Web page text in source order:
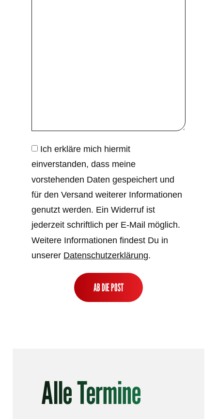
Ich erkläre mich hiermit
einverstanden, dass meine
vorstehenden Daten gespeichert und
für den Versand weiterer Informationen
genutzt werden. Ein Widerruf ist
jederzeit schriftlich per E-Mail möglich.
Weitere Informationen findest Du in
unserer Datenschutz­erklärung.
AB DIE POST
Alle Termine